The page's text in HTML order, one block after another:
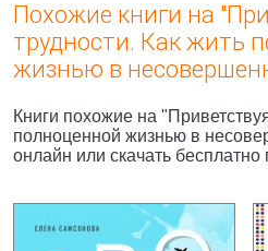
Похожие книги на
трудности. Как жить
жизнью в
Книги похожие на
полноценной жизнью в
онлайн или скачать